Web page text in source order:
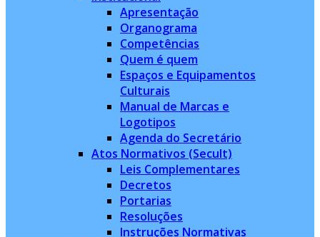
Apresentação
Organograma
Competências
Quem é quem
Espaços e Equipamentos
Culturais
Manual de Marcas e
Logotipos
Agenda do Secretário
Atos Normativos (Secult)
Leis Complementares
Decretos
Portarias
Resoluções
Instruções Normativas